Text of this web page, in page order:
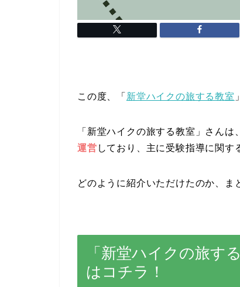
この度、「 新堂ハイクの旅する教室
「新堂ハイクの旅する教室」さんは、
運営 しており、主に受験指導に関す
どのように紹介いただけたのか、ま
「新堂ハイクの旅す
はコチラ！